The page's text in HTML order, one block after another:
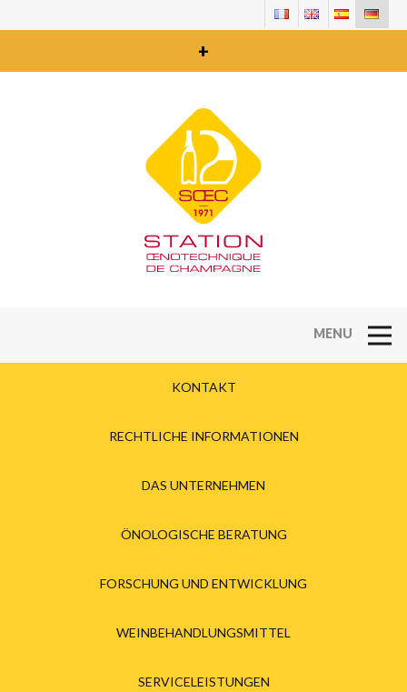
+
KONTAKT
RECHTLICHE INFORMATIONEN
DAS UNTERNEHMEN
ÖNOLOGISCHE BERATUNG
FORSCHUNG UND ENTWICKLUNG
WEINBEHANDLUNGSMITTEL
SERVICELEISTUNGEN